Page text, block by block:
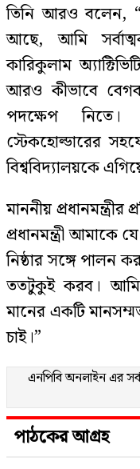
তিনি আরও বলেন,
আছে, আমি
কারিকুলাম
আরও কীভাবে
পদক্ষেপ নিতে।
স্টেকহোল্ডারের
বিশ্ববিদ্যালয়কে
মাননীয়
প্রধানমন্ত্রী আমাকে
নিষ্ঠার সঙ্গে পালন
ততটুকুই করব। আমি
মানের একটি
চাই।”
এনপিবি অনলাইন এর
পাঠকের আগ্রহ